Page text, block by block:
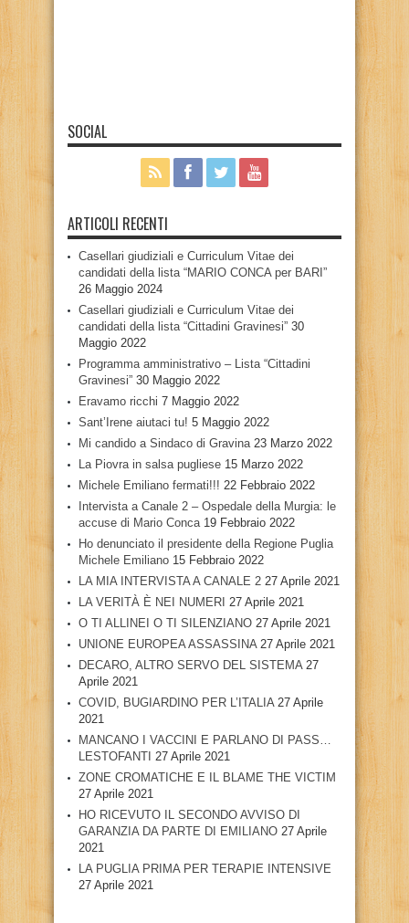
SOCIAL
ARTICOLI RECENTI
Casellari giudiziali e Curriculum Vitae dei
candidati della lista “MARIO CONCA per BARI”
26 Maggio 2024
Casellari giudiziali e Curriculum Vitae dei
candidati della lista “Cittadini Gravinesi” 30
Maggio 2022
Programma amministrativo – Lista “Cittadini
Gravinesi” 30 Maggio 2022
Eravamo ricchi 7 Maggio 2022
Sant’Irene aiutaci tu! 5 Maggio 2022
Mi candido a Sindaco di Gravina 23 Marzo 2022
La Piovra in salsa pugliese 15 Marzo 2022
Michele Emiliano fermati!!! 22 Febbraio 2022
Intervista a Canale 2 – Ospedale della Murgia: le
accuse di Mario Conca 19 Febbraio 2022
Ho denunciato il presidente della Regione Puglia
Michele Emiliano 15 Febbraio 2022
LA MIA INTERVISTA A CANALE 2 27 Aprile 2021
LA VERITÀ È NEI NUMERI 27 Aprile 2021
O TI ALLINEI O TI SILENZIANO 27 Aprile 2021
UNIONE EUROPEA ASSASSINA 27 Aprile 2021
DECARO, ALTRO SERVO DEL SISTEMA 27
Aprile 2021
COVID, BUGIARDINO PER L’ITALIA 27 Aprile
2021
MANCANO I VACCINI E PARLANO DI PASS…
LESTOFANTI 27 Aprile 2021
ZONE CROMATICHE E IL BLAME THE VICTIM
27 Aprile 2021
HO RICEVUTO IL SECONDO AVVISO DI
GARANZIA DA PARTE DI EMILIANO 27 Aprile
2021
LA PUGLIA PRIMA PER TERAPIE INTENSIVE
27 Aprile 2021